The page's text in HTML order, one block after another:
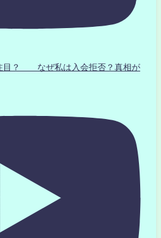
目？ なぜ私は入会拒否？真相が